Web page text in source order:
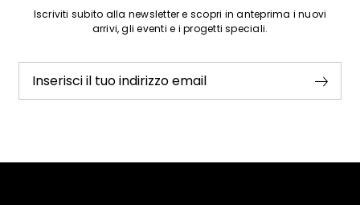
Iscriviti subito alla newsletter e scopri in anteprima i nuovi
arrivi, gli eventi e i progetti speciali.
Inserisci il tuo indirizzo email